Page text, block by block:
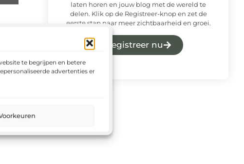
te begrijpen en betere
advertenties en het
laten horen en jouw blog met de wereld te
delen. Klik op de Registreer-knop en zet de
eerste stap naar meer zichtbaarheid en groei.
Registreer nu